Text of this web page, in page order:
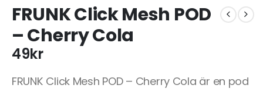
FRUNK Click Mesh POD
– Cherry Cola
49kr
FRUNK Click Mesh POD – Cherry Cola är en pod